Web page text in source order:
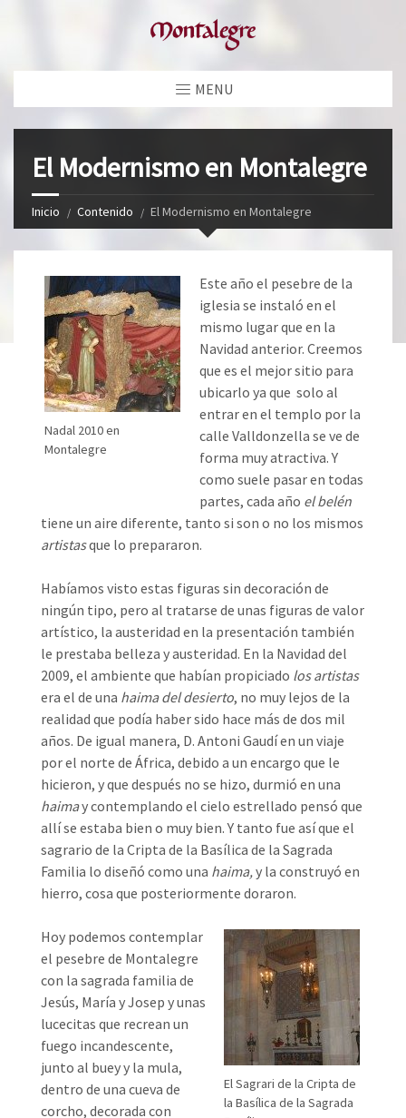
MENU
El Modernismo en Montalegre
Inicio Contenido El Modernismo en Montalegre
Nadal 2010 en
Montalegre
Este año el pesebre de la
iglesia se instaló en el
mismo lugar que en la
Navidad anterior. Creemos
que es el mejor sitio para
ubicarlo ya que solo al
entrar en el templo por la
calle Valldonzella se ve de
forma muy atractiva. Y
como suele pasar en todas
partes, cada año el belén
tiene un aire diferente, tanto si son o no los mismos
artistasque lo prepararon.
Habíamos visto estas figuras sin decoración de
ningún tipo, pero al tratarse de unas figuras de valor
artístico, la austeridad en la presentación también
le prestaba belleza y austeridad. En la Navidad del
2009, el ambiente que habían propiciado los artistas
era el de una haima del desierto, no muy lejos de la
realidad que podía haber sido hace más de dos mil
años. De igual manera, D. Antoni Gaudí en un viaje
por el norte de África, debido a un encargo que le
hicieron, y que después no se hizo, durmió en una
haimay contemplando el cielo estrellado pensó que
allí se estaba bien o muy bien. Y tanto fue así que el
sagrario de la Cripta de la Basílica de la Sagrada
Familia lo diseñó como una haima,y la construyó en
hierro, cosa que posteriormente doraron.
El Sagrari de la Cripta de
la Basílica de la Sagrada
Hoy podemos contemplar
el pesebre de Montalegre
con la sagrada familia de
Jesús, María y Josep y unas
lucecitas que recrean un
fuego incandescente,
junto al buey y la mula,
dentro de una cueva de
corcho, decorada con